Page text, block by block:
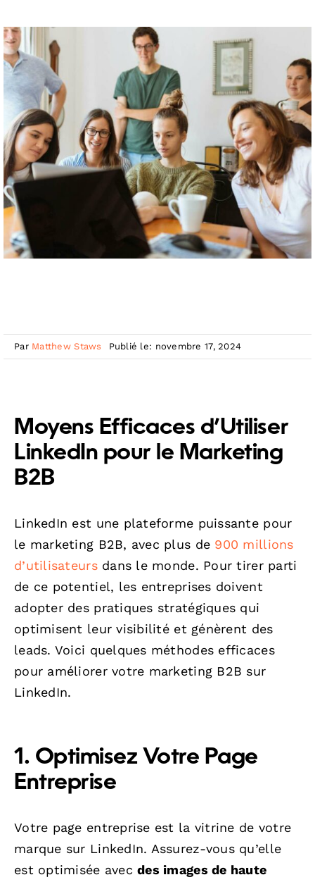
Par Matthew Staws Publié le: novembre 17, 2024
Moyens Efficaces d’Utiliser
LinkedIn pour le Marketing
B2B
LinkedIn est une plateforme puissante pour
le marketing B2B, avec plus de 900 millions
d’utilisateursdans le monde. Pour tirer parti
de ce potentiel, les entreprises doivent
adopter des pratiques stratégiques qui
optimisent leur visibilité et génèrent des
leads. Voici quelques méthodes efficaces
pour améliorer votre marketing B2B sur
LinkedIn.
1. Optimisez Votre Page
Entreprise
Votre page entreprise est la vitrine de votre
marque sur LinkedIn. Assurez-vous qu’elle
est optimisée avecdes images de haute